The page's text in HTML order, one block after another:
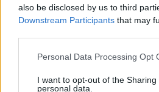
also be disclosed by us to third
Downstream Participants that may
Please note that this website/app
not limited to your visit or usage
Personal Data Processing Opt
I want to opt-out of the Sharing
personal data.